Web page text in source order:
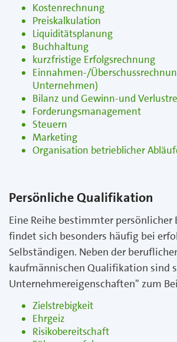
Kostenrechnung
Preiskalkulation
Liquiditätsplanung
Buchhaltung
kurzfristige Erfolgsrechnung
Einnahmen-/
Unternehmen)
Bilanz und Gewinn-und
Forderungsmanagement
Steuern
Marketing
Organisation betrieblicher
Persönliche Qualifikation
Eine Reihe bestimmter persönlicher
findet sich besonders häufig bei
Selbständigen. Neben der
kaufmännischen Qualifikation sind
Unternehmereigenschaften" zum
Zielstrebigkeit
Ehrgeiz
Risikobereitschaft